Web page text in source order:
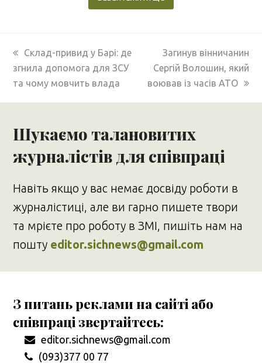
previous
post:
Склад-привид у Барі: де
згнила допомога для ЗСУ
та чому мовчить влада
next
post:
Загинув вінничанин
Сергій Волошин, який
воював із часів АТО
Шукаємо талановитих
журналістів для співпраці
Навіть якщо у вас немає досвіду роботи в
журналістиці, але ви гарно пишете твори
та мрієте про роботу в ЗМІ, пишіть нам на
пошту editor.sichnews@gmail.com
З питань реклами на сайті або
співпраці звертайтесь:
editor.sichnews@gmail.com
(093)377 00 77